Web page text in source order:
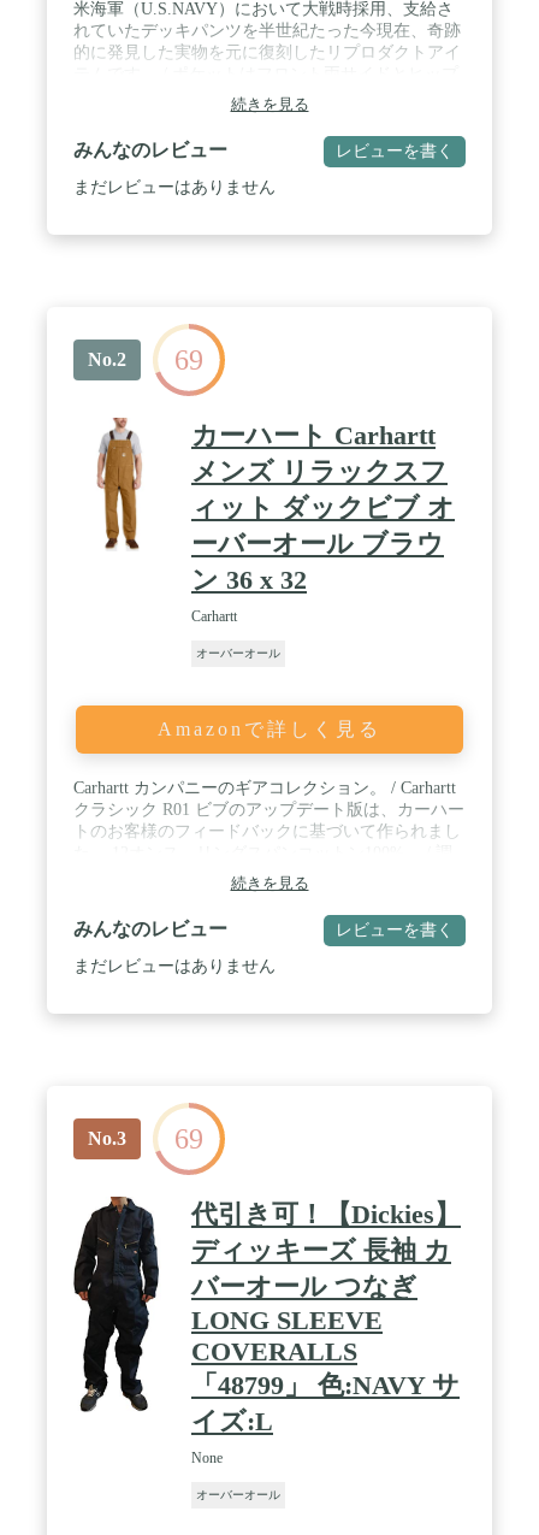
米海軍（U.S.NAVY）において大戦時採用、支給さ
れていたデッキパンツを半世紀たった今現在、奇跡
的に発見した実物を元に復刻したリプロダクトアイ
部分に2個ずつパッチポケットを装備。裾部分には
ベルトがデザインされており、後部に設けられたボ
タンへ付け替えることで絞り具合を調節できる。 /
表地はコットン素材でUSED加工を施し、着込んだ
雰囲気を再現しています。弊社の製品は内側のライ
るパンツでファッション的に非常に優れています。
現在実物は非常に入手困難で、まして新品が出てく
ることはまず無いと言えるアイテムで復刻といえど
魅力があるアイテムです。
続きを見る
みんなのレビュー レビューを書く
まだレビューはありません
No.2 69
カーハート Carhartt
メンズ リラックスフ
ィット ダックビブ オ
ーバーオール ブラウ
ン 36 x 32
Carhartt
オーバーオール
Amazonで詳しく見る
Carhartt カンパニーのギアコレクション。 / Carhartt
クラシック R01 ビブのアップデート版は、カーハー
トのお客様のフィードバックに基づいて作られまし
節可能なフロントゴムサスペンダー。 / ファスナー
クロージャー付きの大きなポケットに、電子機器を
安全に収納できます。 / 2つの追加収納ポケット。1
つはペン用の仕切り付き。
続きを見る
みんなのレビュー レビューを書く
まだレビューはありません
No.3 69
代引き可！【Dickies】
ディッキーズ 長袖 カ
バーオール つなぎ
LONG SLEEVE
COVERALLS
「48799」 色:NAVY サ
イズ:L
None
オーバーオール